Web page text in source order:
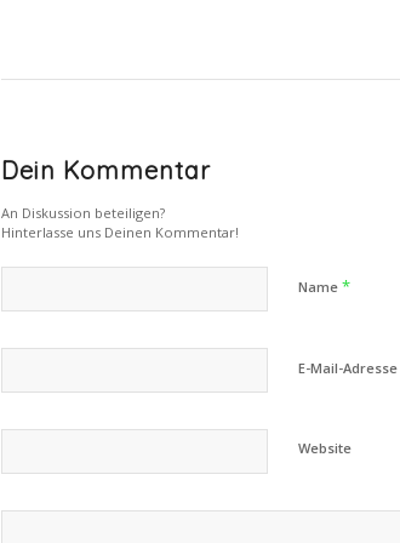
Dein Kommentar
An Diskussion beteiligen?
Hinterlasse uns Deinen Kommentar!
Name *
E-Mail-Adresse
Website